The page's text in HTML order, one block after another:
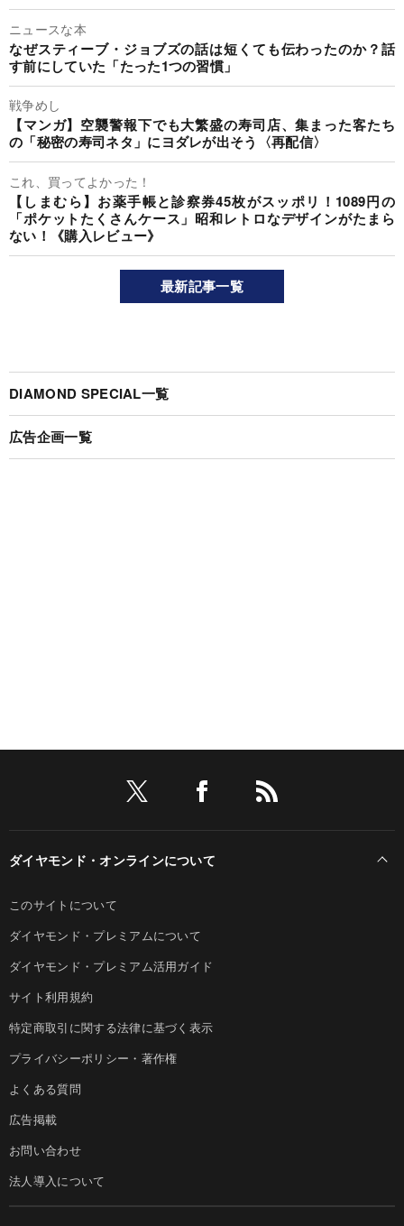
ニュースな本
なぜスティーブ・ジョブズの話は短くても伝わったのか？話
す前にしていた「たった1つの習慣」
戦争めし
【マンガ】空襲警報下でも大繁盛の寿司店、集まった客たち
の「秘密の寿司ネタ」にヨダレが出そう〈再配信〉
これ、買ってよかった！
【しまむら】お薬手帳と診察券45枚がスッポリ！1089円の
「ポケットたくさんケース」昭和レトロなデザインがたまら
ない！《購入レビュー》
最新記事一覧
DIAMOND SPECIAL一覧
広告企画一覧
ダイヤモンド・オンラインについて
このサイトについて
ダイヤモンド・プレミアムについて
ダイヤモンド・プレミアム活用ガイド
サイト利用規約
特定商取引に関する法律に基づく表示
プライバシーポリシー・著作権
よくある質問
広告掲載
お問い合わせ
法人導入について